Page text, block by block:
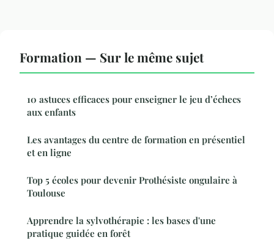
Formation — Sur le même sujet
10 astuces efficaces pour enseigner le jeu d’échecs
aux enfants
Les avantages du centre de formation en présentiel
et en ligne
Top 5 écoles pour devenir Prothésiste ongulaire à
Toulouse
Apprendre la sylvothérapie : les bases d'une
pratique guidée en forêt